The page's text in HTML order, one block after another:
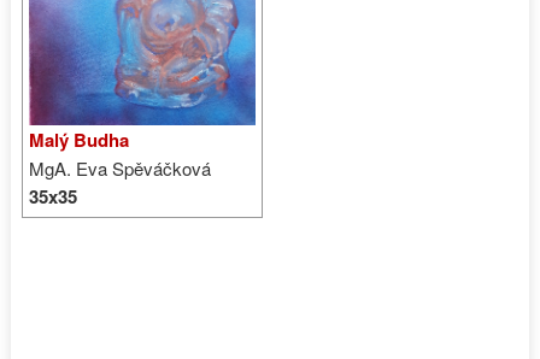
Malý Budha
MgA. Eva Spěváčková
35x35